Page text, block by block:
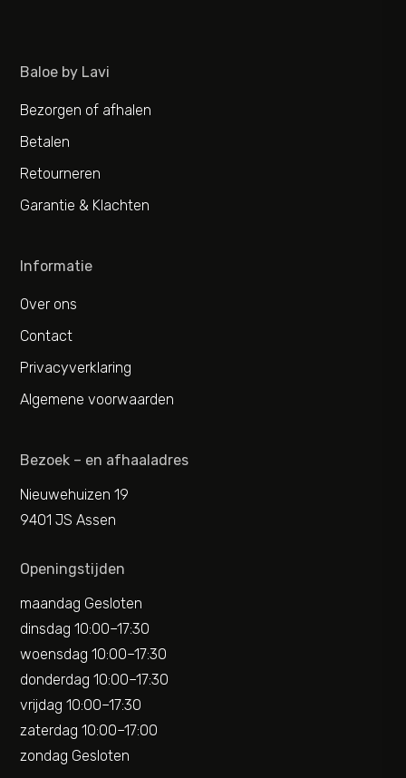
Baloe by Lavi
Bezorgen of afhalen
Betalen
Retourneren
Garantie & Klachten
Informatie
Over ons
Contact
Privacyverklaring
Algemene voorwaarden
Bezoek – en afhaaladres
Nieuwehuizen 19
9401 JS Assen
Openingstijden
maandag Gesloten
dinsdag 10:00–17:30
woensdag 10:00–17:30
donderdag 10:00–17:30
vrijdag 10:00–17:30
zaterdag 10:00–17:00
zondag Gesloten